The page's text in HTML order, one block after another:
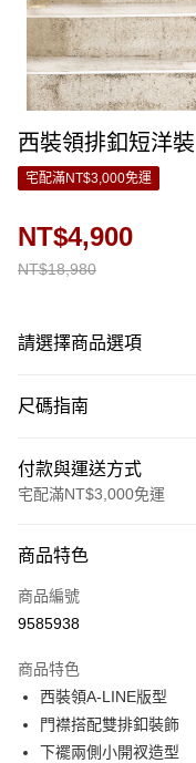
西裝領排釦短洋裝
宅配滿NT$3,000免運
NT$18,980
NT$4,900
請選擇商品選項
尺碼指南
付款與運送方式
宅配滿NT$3,000免運
信用卡一次付款
LINE Pay
街口支付
悠遊付
商品特色
商品編號
9585938
商品特色
西裝領A-LINE版型
門襟搭配雙排釦裝飾
下襬兩側小開衩造型